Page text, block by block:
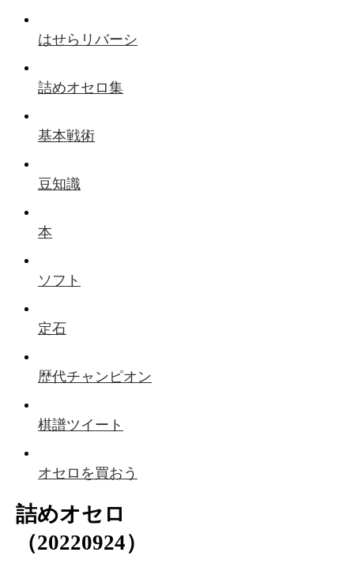
はせらリバーシ
詰めオセロ集
基本戦術
豆知識
本
ソフト
定石
歴代チャンピオン
棋譜ツイート
オセロを買おう
詰めオセロ
（20220924）